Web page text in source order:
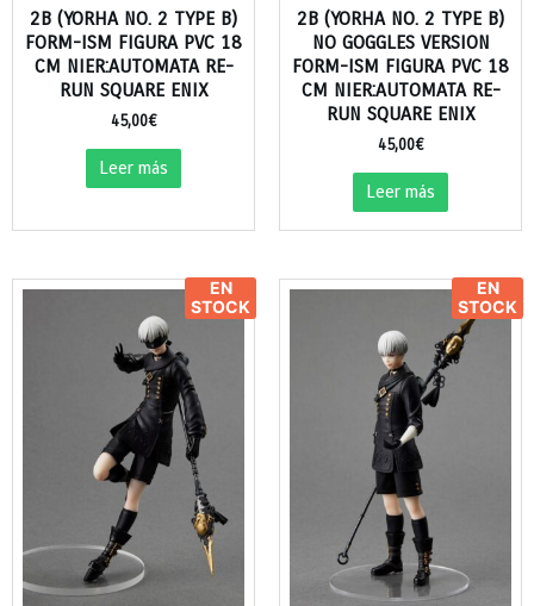
2B (YORHA NO. 2 TYPE B)
FORM-ISM FIGURA PVC 18
CM NIER:AUTOMATA RE-
RUN SQUARE ENIX
45,00€
Leer más
2B (YORHA NO. 2 TYPE B)
NO GOGGLES VERSION
FORM-ISM FIGURA PVC 18
CM NIER:AUTOMATA RE-
RUN SQUARE ENIX
45,00€
Leer más
EN
STOCK
EN
STOCK